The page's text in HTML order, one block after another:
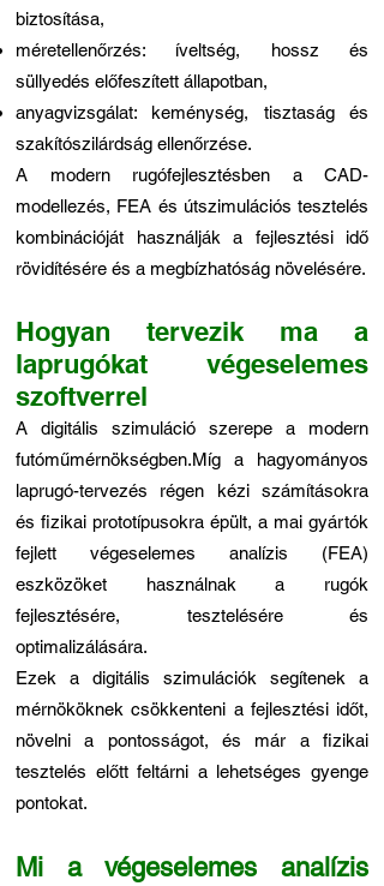
biztosítása,
méretellenőrzés: íveltség, hossz és
süllyedés előfeszített állapotban,
anyagvizsgálat: keménység, tisztaság és
szakítószilárdság ellenőrzése.
A modern rugófejlesztésben a CAD-
modellezés, FEA és útszimulációs tesztelés
kombinációját használják a fejlesztési idő
rövidítésére és a megbízhatóság növelésére.
Hogyan tervezik ma a
laprugókat végeselemes
szoftverrel
A digitális szimuláció szerepe a modern
futóműmérnökségben.Míg a hagyományos
laprugó-tervezés régen kézi számításokra
és fizikai prototípusokra épült, a mai gyártók
fejlett végeselemes analízis (FEA)
eszközöket használnak a rugók
fejlesztésére, tesztelésére és
optimalizálására.
Ezek a digitális szimulációk segítenek a
mérnököknek csökkenteni a fejlesztési időt,
növelni a pontosságot, és már a fizikai
tesztelés előtt feltárni a lehetséges gyenge
pontokat.
Mi a végeselemes analízis